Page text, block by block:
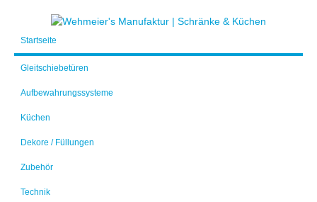
Startseite
Gleitschiebetüren
Aufbewahrungssysteme
Küchen
Dekore / Füllungen
Zubehör
Technik